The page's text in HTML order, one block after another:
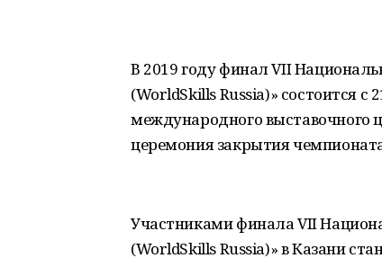
В 2019 году финал VII
(WorldSkills Russia)» состоится
международного выставочного
церемония закрытия
Участниками финала VII
(WorldSkills Russia)» в Казани